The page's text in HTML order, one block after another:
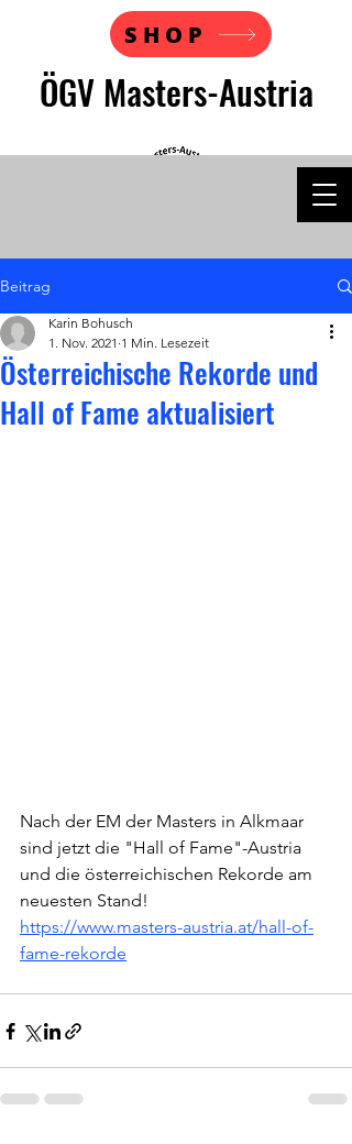
ÖGV Masters-Austria
SHOP
Beitrag
Österreichische Rekorde und
Hall of Fame aktualisiert
Karin Bohusch
1. Nov. 2021 1 Min. Lesezeit
Nach der EM der Masters in Alkmaar
sind jetzt die "Hall of Fame"-Austria
und die österreichischen Rekorde am
neuesten Stand!
https://www.masters-austria.at/hall-of-
fame-rekorde